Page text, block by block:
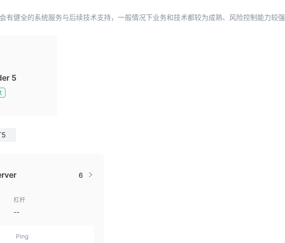
有健全的系统服务与后续技术支持，一般情况下业务和技术都较为成熟、风险控制能力较强
5
6
杠杆
--
Ping